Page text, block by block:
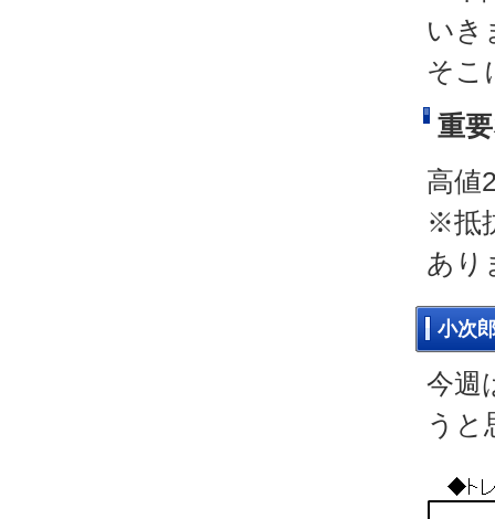
いき
そこ
重
高値
※抵
あり
小次
今週
うと